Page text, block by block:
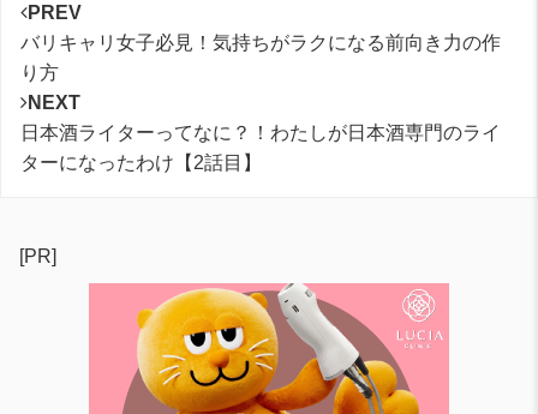
PREV
バリキャリ女子必見！気持ちがラクになる前向き力の作
り方
NEXT
日本酒ライターってなに？！わたしが日本酒専門のライ
ターになったわけ【2話目】
[PR]